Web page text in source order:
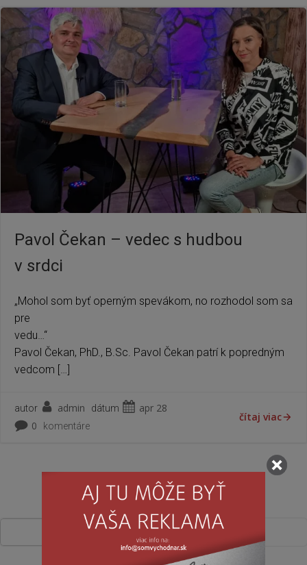
Pavol Čekan – vedec s hudbou
v srdci
„Mohol som byť operným spevákom, no rozhodol som sa
pre
Pavol Čekan, PhD., B.Sc. Pavol Čekan patrí k popredným
vedcom […]
autor admin dátum
apr 28
0
komentáre
čítaj viac
Hľadať